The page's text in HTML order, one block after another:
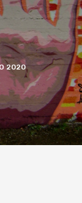
2020